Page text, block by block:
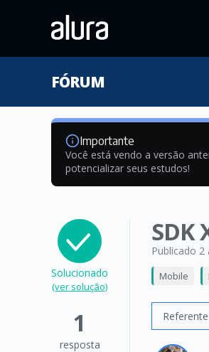
FÓRUM
Importante
Você está vendo a versão
potencializar seus estudos!
Solucionado
(ver solução)
1
resposta
SDK
Publicado
Mobile